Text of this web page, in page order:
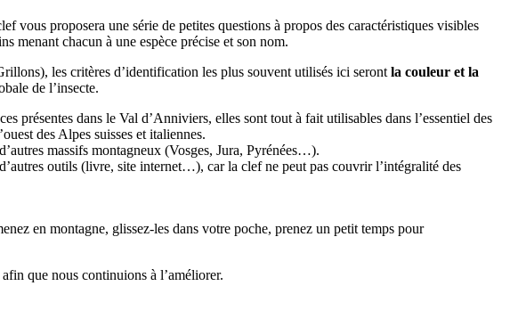
vous proposera une série de petites questions à propos des caractéristiques visibles
menant chacun à une espèce précise et son nom.
les critères d’identification les plus souvent utilisés ici serontla couleur et la
de l’insecte.
présentes dans le Val d’Anniviers, elles sont tout à fait utilisables dans l’essentiel des
des Alpes suisses et italiennes.
massifs montagneux (Vosges, Jura, Pyrénées…).
outils (livre, site internet…), car la clef ne peut pas couvrir l’intégralité des
en montagne, glissez-les dans votre poche, prenez un petit temps pour
que nous continuions à l’améliorer.